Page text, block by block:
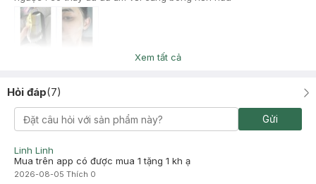
Đã mua hàng
da mình peel image mụn đắp mask này giảm sưng phục hồi tốt,
mua lại
Xem tất cả
Hỏi đáp(7)
Gửi
Linh Linh
Mua trên app có được mua 1 tặng 1 kh ạ
2026-08-05 Thích 0